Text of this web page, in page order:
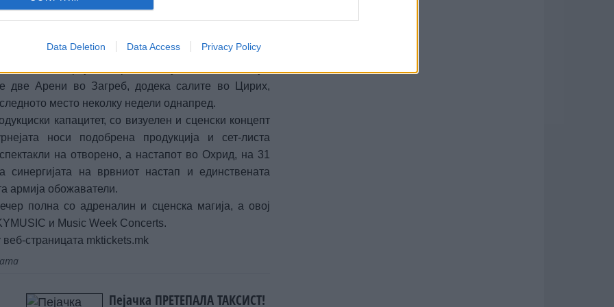
Data Deletion Data Access Privacy Policy
а интересот за GOAT TOUR со брзина на
две Арени во Загреб, додека салите во Цирих,
место неколку недели однапред.
капацитет, со визуелен и сценски концепт
носи подобрена продукција и сет-листа
на отворено, а настапот во Охрид, на 31
на врвниот настап и единствената
армија обожаватели.
полна со адреналин и сценска магија, а овој
и Music Week Concerts.
страницата mktickets.mk
Пејачка ПРЕТЕПАЛА ТАКСИСТ!